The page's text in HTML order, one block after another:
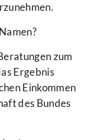
zum
Ergebnis
Einkommen
des Bundes